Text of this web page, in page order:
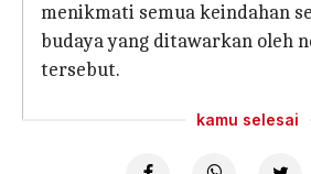
menikmati semua keindahan
budaya yang ditawarkan oleh
tersebut.
kamu selesai